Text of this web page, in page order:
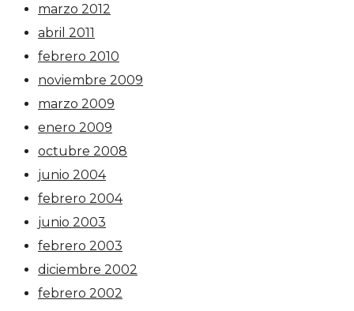
marzo 2012
abril 2011
febrero 2010
noviembre 2009
marzo 2009
enero 2009
octubre 2008
junio 2004
febrero 2004
junio 2003
febrero 2003
diciembre 2002
febrero 2002